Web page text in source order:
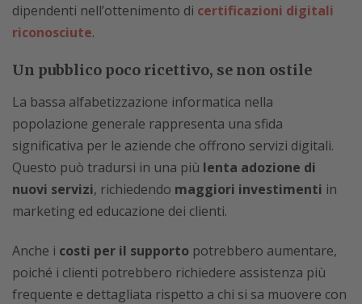
dipendenti nell’ottenimento di certificazioni digitali
riconosciute.
Un pubblico poco ricettivo, se non ostile
La bassa alfabetizzazione informatica nella
popolazione generale rappresenta una sfida
significativa per le aziende che offrono servizi digitali.
Questo può tradursi in una più lenta adozione di
nuovi servizi, richiedendo maggiori investimenti in
marketing ed educazione dei clienti.
Anche i costi per il supporto potrebbero aumentare,
poiché i clienti potrebbero richiedere assistenza più
frequente e dettagliata rispetto a chi si sa muovere con